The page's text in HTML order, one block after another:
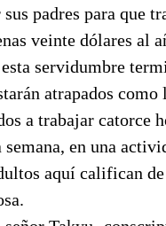
padres para que
veinte dólares al
servidumbre
atrapados como
a trabajar catorce
semana, en una
aquí califican